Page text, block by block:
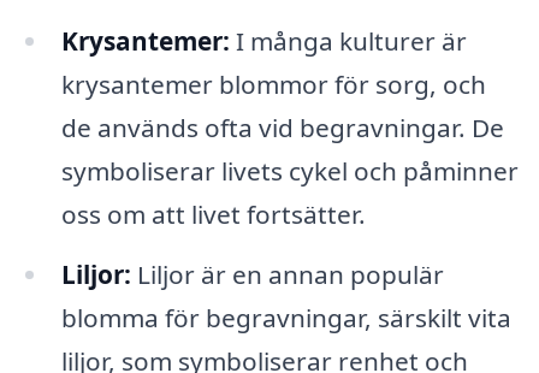
Krysantemer: I många kulturer är
krysantemer blommor för sorg, och
de används ofta vid begravningar. De
symboliserar livets cykel och påminner
oss om att livet fortsätter.
Liljor: Liljor är en annan populär
blomma för begravningar, särskilt vita
liljor, som symboliserar renhet och